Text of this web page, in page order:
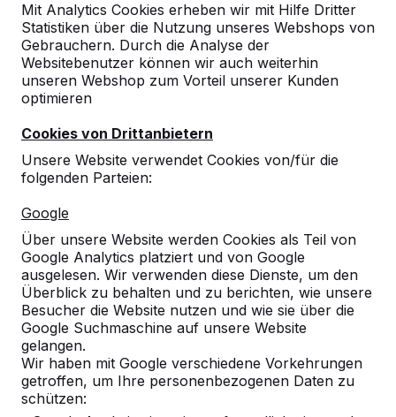
Mit Analytics Cookies erheben wir mit Hilfe Dritter
Statistiken über die Nutzung unseres Webshops von
Gebrauchern. Durch die Analyse der
Websitebenutzer können wir auch weiterhin
unseren Webshop zum Vorteil unserer Kunden
optimieren
Cookies von Drittanbietern
Unsere Website verwendet Cookies von/für die
folgenden Parteien:
Google
Über unsere Website werden Cookies als Teil von
Google Analytics platziert und von Google
ausgelesen. Wir verwenden diese Dienste, um den
Überblick zu behalten und zu berichten, wie unsere
Besucher die Website nutzen und wie sie über die
Google Suchmaschine auf unsere Website
gelangen.
Wir haben mit Google verschiedene Vorkehrungen
getroffen, um Ihre personenbezogenen Daten zu
schützen:
Tischtennistische, Bänke und
Spieltische aus Beton.
robustesten Spieltische.
Unsere Tische ansehen -->
Entdecken Sie unser komplettes
Sortiment